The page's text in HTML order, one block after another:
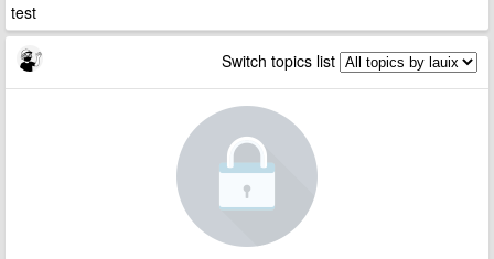
test
Switch topics list